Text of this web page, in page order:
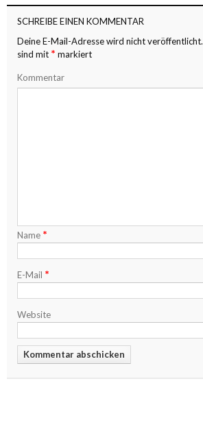
SCHREIBE EINEN KOMMENTAR
Deine E-Mail-Adresse wird nicht veröffentlicht.
sind mit * markiert
Kommentar
Name *
E-Mail *
Website